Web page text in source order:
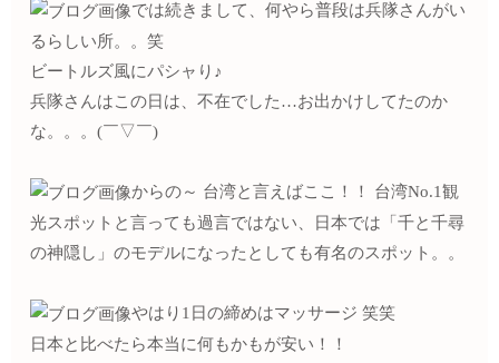
では続きまして、何やら普段は兵隊さんがい
るらしい所。。笑
ビートルズ風にパシャり♪
兵隊さんはこの日は、不在でした…お出かけしてたのか
な。。。(￣▽￣)
からの～ 台湾と言えばここ！！ 台湾No.1観
光スポットと言っても過言ではない、日本では「千と千尋
の神隠し」のモデルになったとしても有名のスポット。。
やはり1日の締めはマッサージ 笑笑
日本と比べたら本当に何もかもが安い！！